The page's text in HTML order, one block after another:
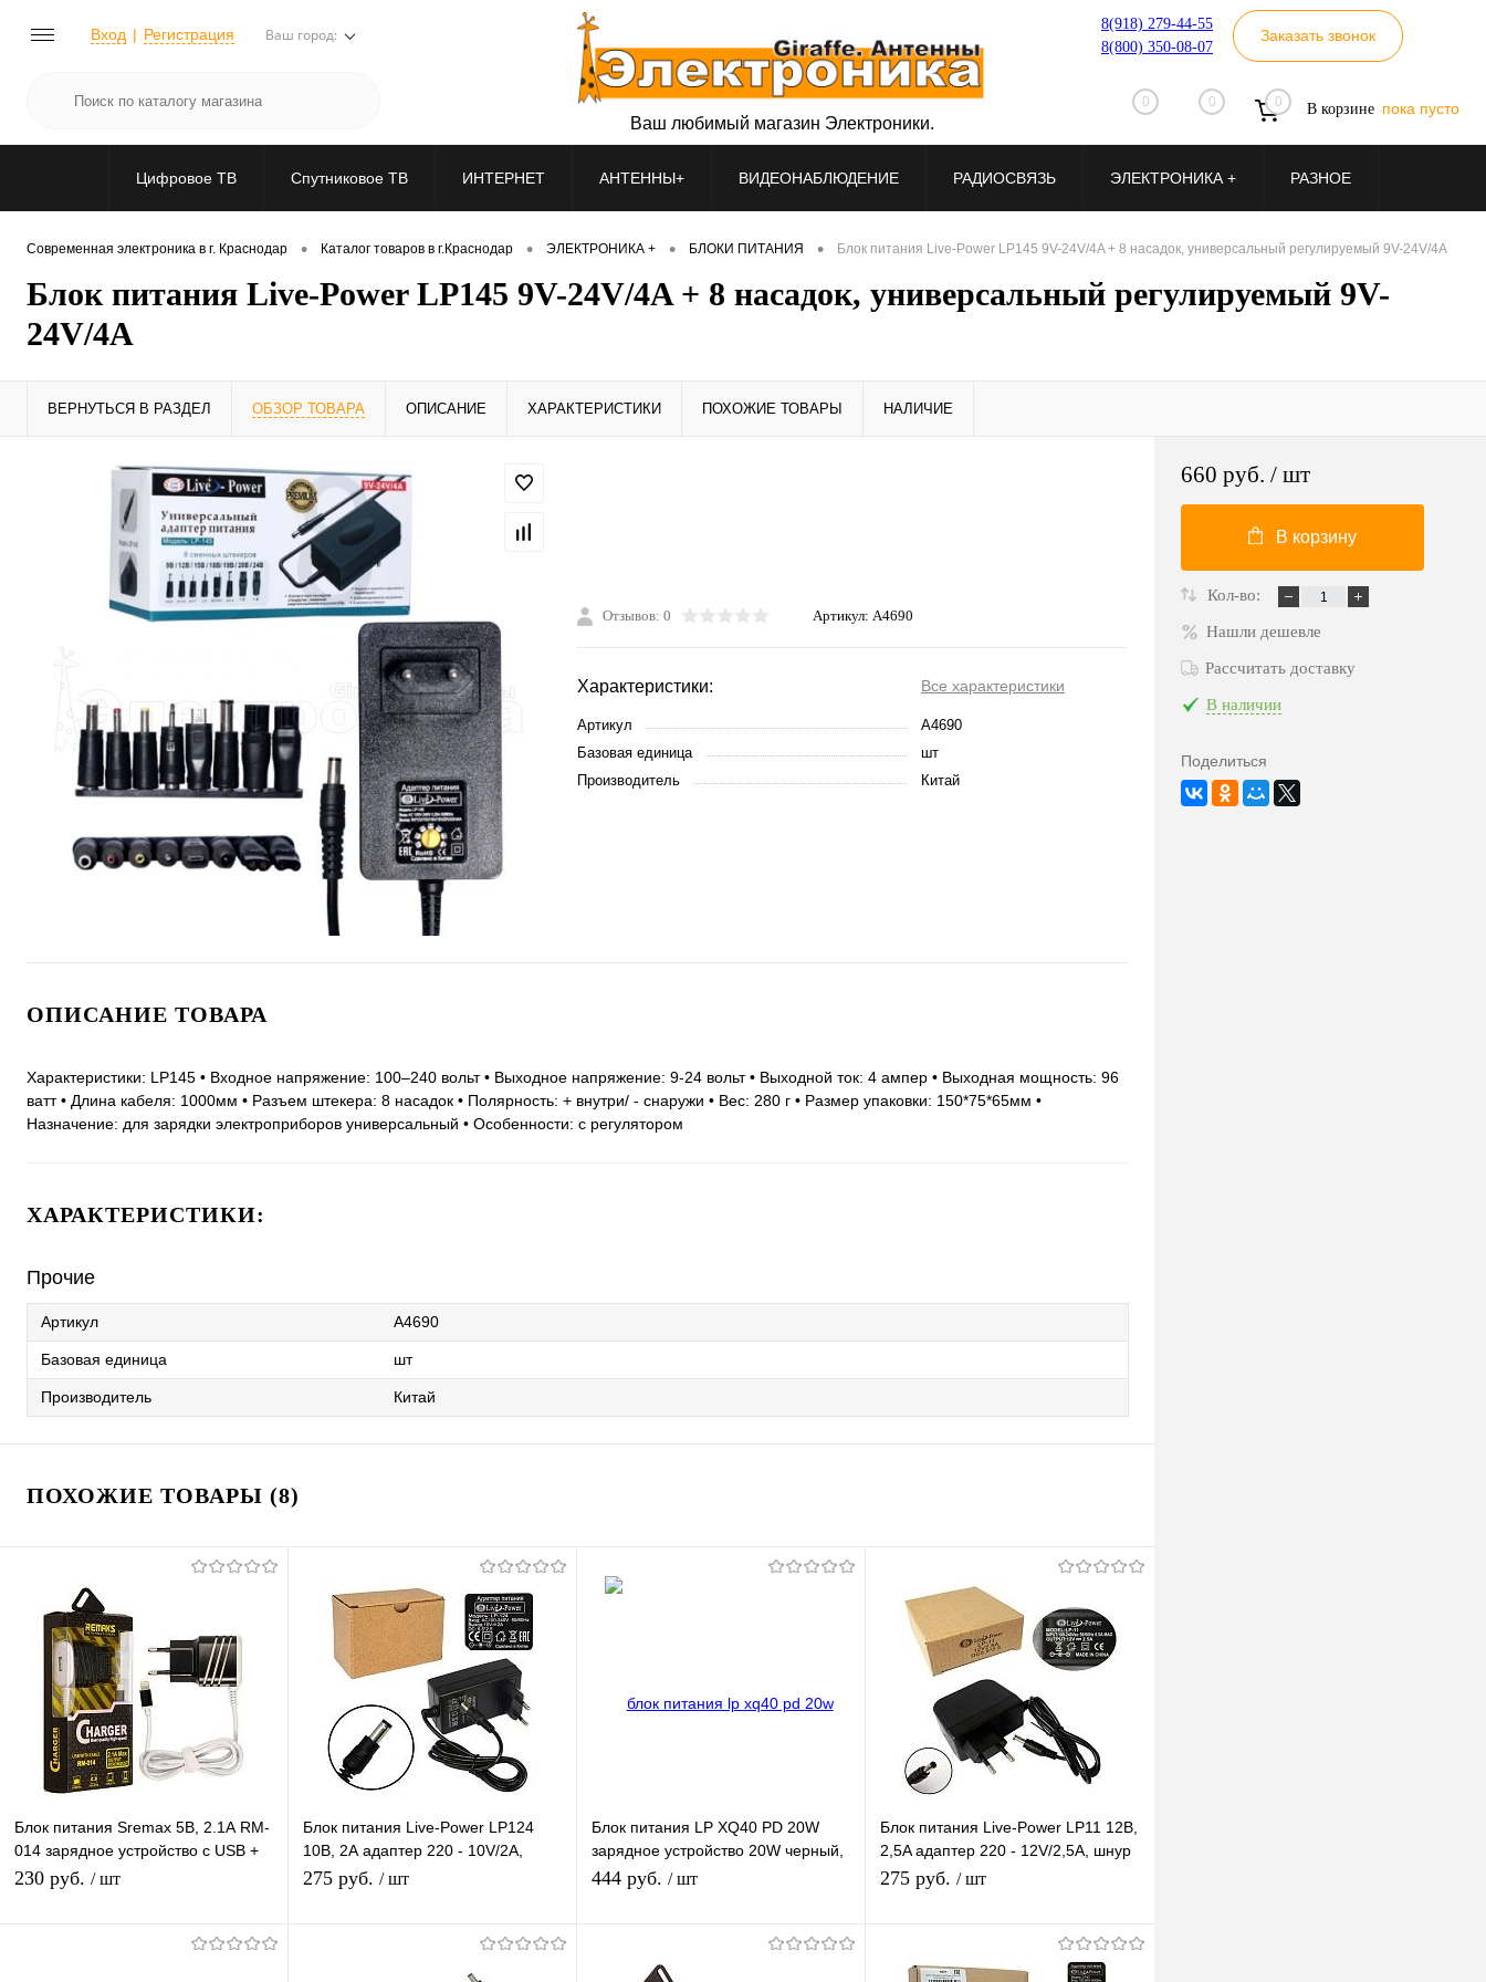
Вход Регистрация Ваш город:
8(918) 279-44-55
8(800) 350-08-07
Заказать звонок
0 0 0 В корзине пока пусто
Ваш любимый магазин Электроники.
Цифровое ТВ Спутниковое ТВ ИНТЕРНЕТ АНТЕННЫ+ ВИДЕОНАБЛЮДЕНИЕ РАДИОСВЯЗЬ ЭЛЕКТРОНИКА + РАЗНОЕ
Современная электроника в г. Краснодар • Каталог товаров в г.Краснодар • ЭЛЕКТРОНИКА + • БЛОКИ ПИТАНИЯ • Блок питания Live-Power LP145 9V-24V/4A + 8 насадок, универсальный регулируемый 9V-24V/4A
Блок питания Live-Power LP145 9V-24V/4A + 8 насадок, универсальный регулируемый 9V-
24V/4A
ВЕРНУТЬСЯ В РАЗДЕЛ ОБЗОР ТОВАРА ОПИСАНИЕ ХАРАКТЕРИСТИКИ ПОХОЖИЕ ТОВАРЫ НАЛИЧИЕ
Отзывов: 0 Артикул: A4690
Характеристики: Все характеристики
Артикул
A4690
Базовая единица
шт
Производитель
Китай
ОПИСАНИЕ ТОВАРА
Характеристики: LP145 • Входное напряжение: 100–240 вольт • Выходное напряжение: 9-24 вольт • Выходной ток: 4 ампер • Выходная мощность: 96
ватт • Длина кабеля: 1000мм • Разъем штекера: 8 насадок • Полярность: + внутри/ - снаружи • Вес: 280 г • Размер упаковки: 150*75*65мм •
Назначение: для зарядки электроприборов универсальный • Особенности: с регулятором
ХАРАКТЕРИСТИКИ:
Прочие
Артикул A4690
Базовая единица шт
Производитель Китай
ПОХОЖИЕ ТОВАРЫ (8)
Блок питания Sremax 5В, 2.1А RM-
014 зарядное устройство с USB +
кабель Iphone 1,2 м черный
230 руб. / шт
Блок питания Live-Power LP124
10В, 2А адаптер 220 - 10V/2A,
шнур 1 м, штекер 5.5*2.5 мм
275 руб. / шт
Блок питания LP XQ40 PD 20W
зарядное устройство 20W черный,
вход Type-C, с кабелем Type-C -
444 руб. / шт
Блок питания Live-Power LP11 12В,
2,5A адаптер 220 - 12V/2,5A, шнур
1 м, штекер 5.5*2,5 мм
275 руб. / шт
Подписаться
660 руб. / шт
В корзину
Кол-во:
Нашли дешевле
Рассчитать доставку
В наличии
Поделиться